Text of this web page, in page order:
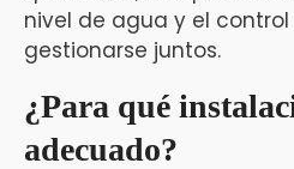
nivel de agua y el
gestionarse juntos.
¿Para qué
adecuado?